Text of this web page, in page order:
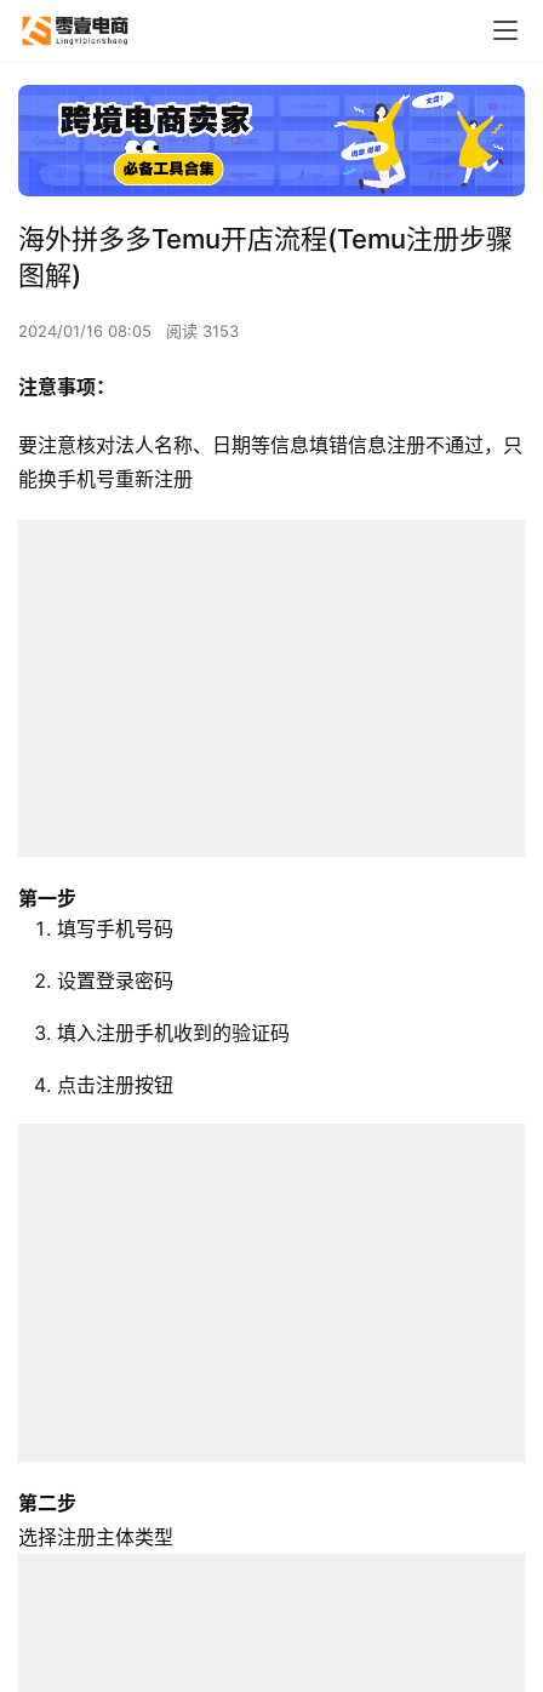
海外拼多多Temu开店流程(Temu注册步骤
图解)
2024/01/16 08:05 阅读 3153
注意事项：
要注意核对法人名称、日期等信息填错信息注册不通过，只
能换手机号重新注册
第一步
填写手机号码
设置登录密码
填入注册手机收到的验证码
点击注册按钮
第二步
选择注册主体类型